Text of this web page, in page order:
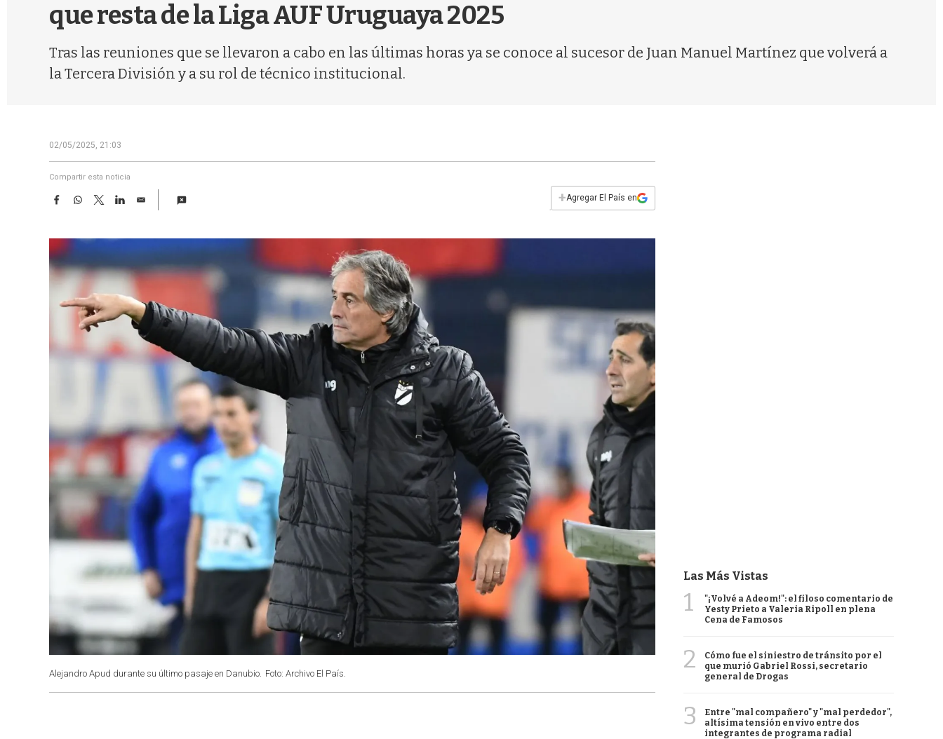
que resta de la Liga AUF Uruguaya 2025
Tras las reuniones que se llevaron a cabo en las últimas horas ya se conoce al sucesor de Juan Manuel Martínez que volverá a
la Tercera División y a su rol de técnico institucional.
02/05/2025, 21:03
Compartir esta noticia
F
e
b
o
o
W
t
s
A
p
T
w
t
t
e
r
L
k
e
d
I
n
E
i
l
+Agregar El País en
Alejandro Apud durante su último pasaje en Danubio. Foto: Archivo El País.
Las Más Vistas
1
"¡Volvé a Adeom!": el filoso comentario de
Yesty Prieto a Valeria Ripoll en plena
Cena de Famosos
2
Cómo fue el siniestro de tránsito por el
que murió Gabriel Rossi, secretario
general de Drogas
3
Entre "mal compañero" y "mal perdedor",
altísima tensión en vivo entre dos
integrantes de programa radial